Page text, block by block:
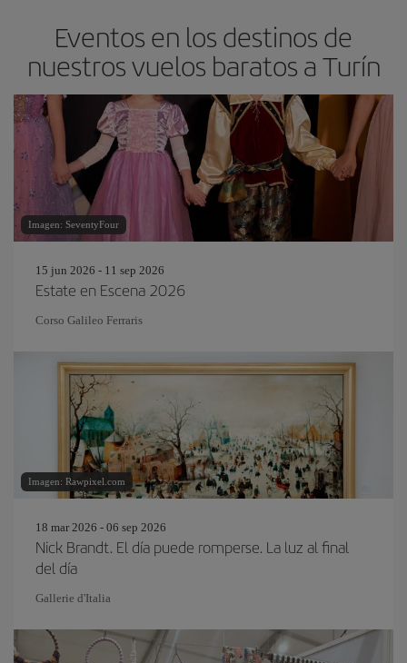
Eventos en los destinos de
nuestros vuelos baratos a Turín
Imagen: SeventyFour
15 jun 2026 - 11 sep 2026
Estate en Escena 2026
Corso Galileo Ferraris
Imagen: Rawpixel.com
18 mar 2026 - 06 sep 2026
Nick Brandt. El día puede romperse. La luz al final
del día
Gallerie d'Italia